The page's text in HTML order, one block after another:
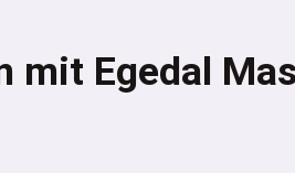
mit Egedal